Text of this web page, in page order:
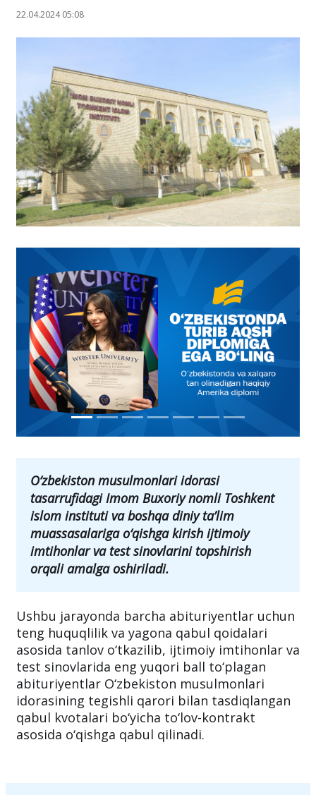
22.04.2024 05:08
O‘zbekiston musulmonlari idorasi
tasarrufidagi Imom Buxoriy nomli Toshkent
islom instituti va boshqa diniy ta’lim
muassasalariga o‘qishga kirish ijtimoiy
imtihonlar va test sinovlarini topshirish
orqali amalga oshiriladi.
Ushbu jarayonda barcha abituriyentlar uchun
teng huquqlilik va yagona qabul qoidalari
asosida tanlov o‘tkazilib, ijtimoiy imtihonlar va
test sinovlarida eng yuqori ball to‘plagan
abituriyentlar O‘zbekiston musulmonlari
idorasining tegishli qarori bilan tasdiqlangan
qabul kvotalari bo‘yicha to‘lov-kontrakt
asosida o‘qishga qabul qilinadi.